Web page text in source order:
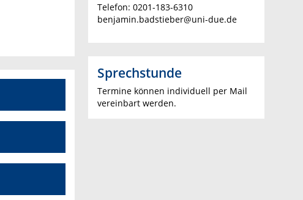
Telefon: 0201-183-6310
benjamin.badstieber@uni-due.de
Sprechstunde
Termine können individuell per Mail
vereinbart werden.